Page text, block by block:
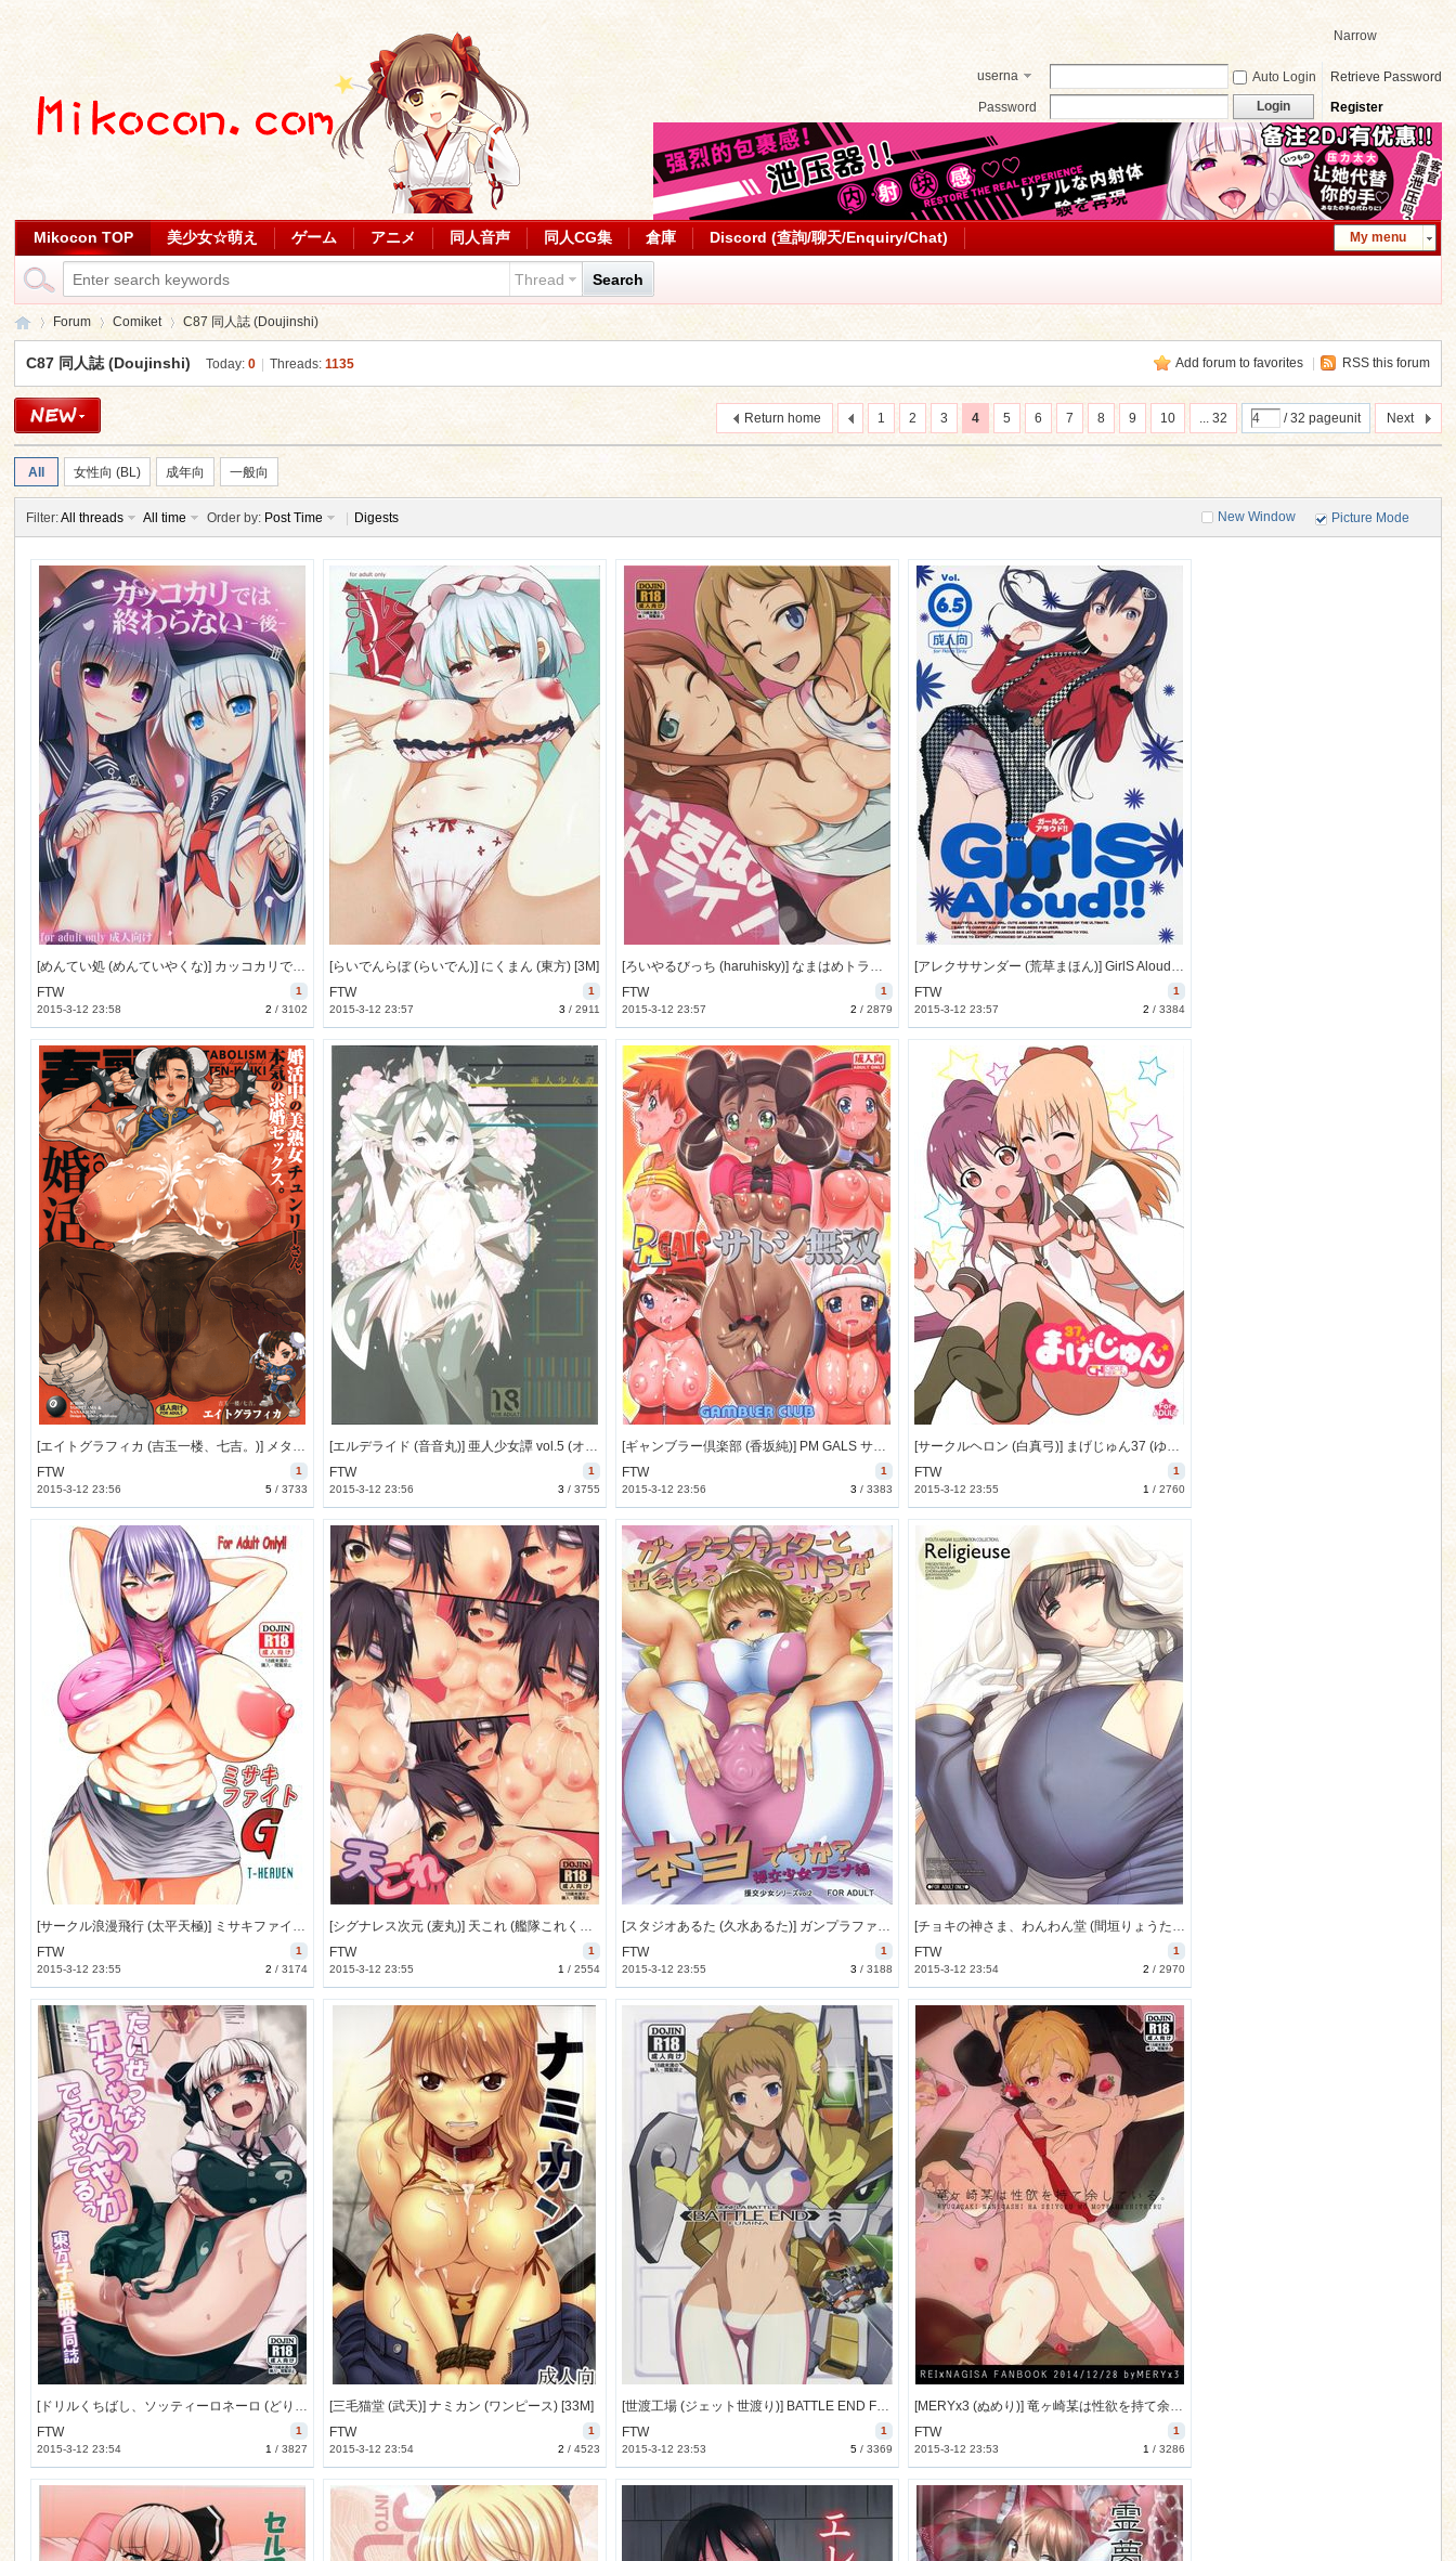
Narrow
userna
Auto Login
Retrieve Password
Password
Login Register
My menu
Mikocon TOP 美少女☆萌え ゲーム アニメ 同人音声 同人CG集 倉庫 Discord (查詢/聊天/Enquiry/Chat)
Thread Search
»
Forum Comiket C87 同人誌 (Doujinshi)
Add forum to favorites RSS this forum
C87 同人誌 (Doujinshi) Today:0 Threads:1135
1 2 3 4 5 6 7 8 9 10 ... 32 / 32 pageunit Next
Return home
All 女性向 (BL) 成年向 一般向
New Window
Filter:All threads All time Order by: Post Time Digests Picture Mode
[めんてい処 (めんていやくな)] カッコカリでは終わらない -後- (艦隊これくしょん -艦これ-) [91M]
1
FTW
2 /3102
2015-3-12 23:58
[らいでんらぼ (らいでん)] にくまん (東方) [3M]
1
FTW
3 /2911
2015-3-12 23:57
[ろいやるびっち (haruhisky)] なまはめトライ！ (ガンダムビルドファイターズ) [156M]
1
FTW
2 /2879
2015-3-12 23:57
[アレクササンダー (荒草まほん)] GirlS Aloud!! Vol.6.5 (オリジナル) [99M]
1
FTW
2 /3384
2015-3-12 23:57
[エイトグラフィカ (吉玉一楼、七吉。)] メタボリズム春麗 婚活中の美熟女チュンリーさん、本気の求婚セックス。 (ストリートファイター) [38M]
1
FTW
5 /3733
2015-3-12 23:56
[エルデライド (音音丸)] 亜人少女譚 vol.5 (オリジナル) [90M]
1
FTW
3 /3755
2015-3-12 23:56
[ギャンブラー倶楽部 (香坂純)] PM GALS サトシ無双 (ポケットモンスター) [61M]
1
FTW
3 /3383
2015-3-12 23:56
[サークルヘロン (白真弓)] まげじゅん37 (ゆるゆり) [35M]
1
FTW
1 /2760
2015-3-12 23:55
[サークル浪漫飛行 (太平天極)] ミサキファイトG (カードファイト！！ ヴァンガード) [27M]
1
FTW
2 /3174
2015-3-12 23:55
[シグナレス次元 (麦丸)] 天これ (艦隊これくしょん -艦これ-) [41M]
1
FTW
1 /2554
2015-3-12 23:55
[スタジオあるた (久水あるた)] ガンプラファイターと出会えるSNSがあるって本当ですか？ 援交少女フミナ編 (ガンダムビルドファイターズトライ) [5M]
1
FTW
3 /3188
2015-3-12 23:55
[チョキの神さま、わんわん堂 (間垣りょうた)] Religieuse (ダンジョンズ＆プリンセス) [32M]
1
FTW
2 /2970
2015-3-12 23:54
[ドリルくちばし、ソッティーロネーロ (どりる魚、くろぅす)] たいせつな赤ちゃんのおへやがでちゃってるぅ 東方子宮脱合同誌 (東方) [63M]
1
FTW
1 /3827
2015-3-12 23:54
[三毛猫堂 (武天)] ナミカン (ワンピース) [33M]
1
FTW
2 /4523
2015-3-12 23:54
[世渡工場 (ジェット世渡り)] BATTLE END FUMINA (ガンダムビルドファイターズトライ) [43M]
1
FTW
5 /3369
2015-3-12 23:53
[MERYx3 (ぬめり)] 竜ヶ崎某は性欲を持て余している。 (Free!) [62M]
1
FTW
1 /3286
2015-3-12 23:53